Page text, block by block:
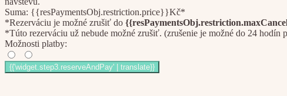
Suma: {{resPaymentsObj.restriction.price}}Kč*
*Rezerváciu je možné zrušiť do
*Túto rezerváciu už nebude možné zrušiť. (zrušenie je možné do 24 hodín
Možnosti platby: